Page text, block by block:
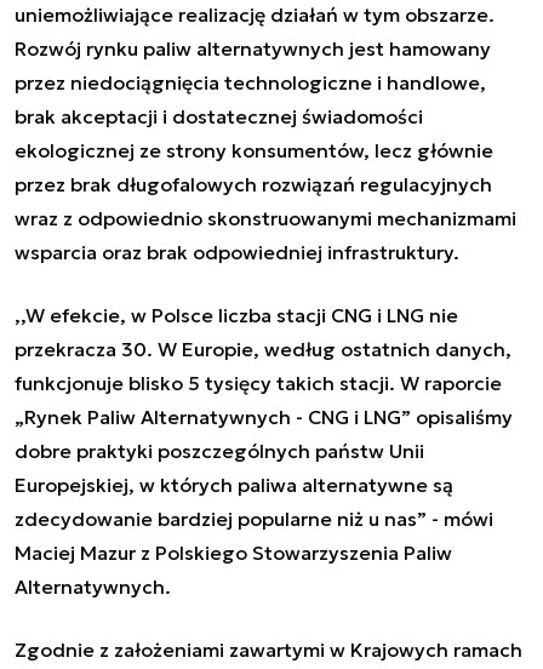
uniemożliwiające realizację działań w tym obszarze.
Rozwój rynku paliw alternatywnych jest hamowany
przez niedociągnięcia technologiczne i handlowe,
brak akceptacji i dostatecznej świadomości
ekologicznej ze strony konsumentów, lecz głównie
przez brak długofalowych rozwiązań regulacyjnych
wraz z odpowiednio skonstruowanymi mechanizmami
wsparcia oraz brak odpowiedniej infrastruktury.
,,W efekcie, w Polsce liczba stacji CNG i LNG nie
przekracza 30. W Europie, według ostatnich danych,
funkcjonuje blisko 5 tysięcy takich stacji. W raporcie
„Rynek Paliw Alternatywnych - CNG i LNG” opisaliśmy
dobre praktyki poszczególnych państw Unii
Europejskiej, w których paliwa alternatywne są
zdecydowanie bardziej popularne niż u nas” - mówi
Maciej Mazur z Polskiego Stowarzyszenia Paliw
Alternatywnych.
Zgodnie z założeniami zawartymi w Krajowych ramach